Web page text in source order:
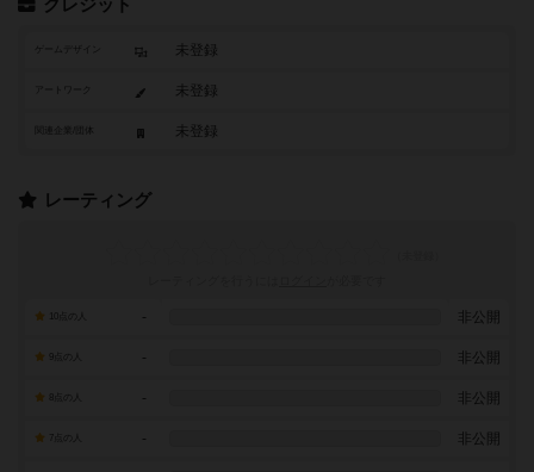
クレジット
ゲームデザイン 未登録
アートワーク 未登録
未登録
レーティング
- 非公開
- 非公開
- 非公開
7点の人 - 非公開